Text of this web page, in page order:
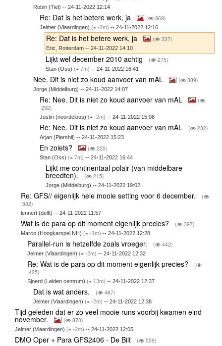
Robin (Tiel) -- 24-11-2022 12:14
Re: Dat is het betere werk, ja ( 869)
Jelmer (Vlaardingen) ( -2m) -- 24-11-2022 12:16
Re: Dat is het betere werk, ja ( 337)
Eric, Rotterdam -- 24-11-2022 14:10
Lijkt wel december 2010 achtig ( 275)
Stan (Oss)( 7m) -- 24-11-2022 16:41
Nee. Dit is niet zo koud aanvoer van mAL ( 389)
Jorge (Middelburg) -- 24-11-2022 14:07
Re: Nee. Dit is niet zo koud aanvoer van mAL
(
292)
Justin (noordeloos) ( -2m) -- 24-11-2022 15:08
Re: Nee. Dit is niet zo koud aanvoer van mAL ( 232)
Arjan (Piershil) -- 24-11-2022 15:23
En zoiets? ( 220)
Stan (Oss) ( 7m) -- 24-11-2022 16:44
Lijkt me continentaal polair (van middelbare
breedten). ( 215)
Jorge (Middelburg) -- 24-11-2022 19:02
Re: GFS// eigenlijk hele mooie setting voor 6 december.
(
502)
lennert (delft) -- 24-11-2022 11:57
Wat is de para op dit moment eigenlijk precies? ( 397)
Marco (Hoogkarspel NH)( -1m) -- 24-11-2022 12:28
Parallel-run is hetzelfde zoals vroeger. ( 442)
Jelmer (Vlaardingen) ( -2m) -- 24-11-2022 12:32
Re: Wat is de para op dit moment eigenlijk precies?
(
425)
Sjoerd (Leiden centrum) ( 13m) -- 24-11-2022 12:37
Dat is wat anders. ( 467)
Jelmer (Vlaardingen)( -2m) -- 24-11-2022 12:38
Tijd geleden dat er zo veel mooie runs voorbij kwamen eind
november. ( 870)
Jelmer (Vlaardingen) ( -2m) -- 24-11-2022 12:05
DMO Oper + Para GFS2406 - De Bilt ( 559)